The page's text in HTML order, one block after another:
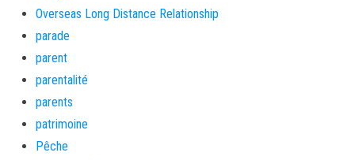
Overseas Long Distance Relationship
parade
parent
parentalité
parents
patrimoine
Pêche